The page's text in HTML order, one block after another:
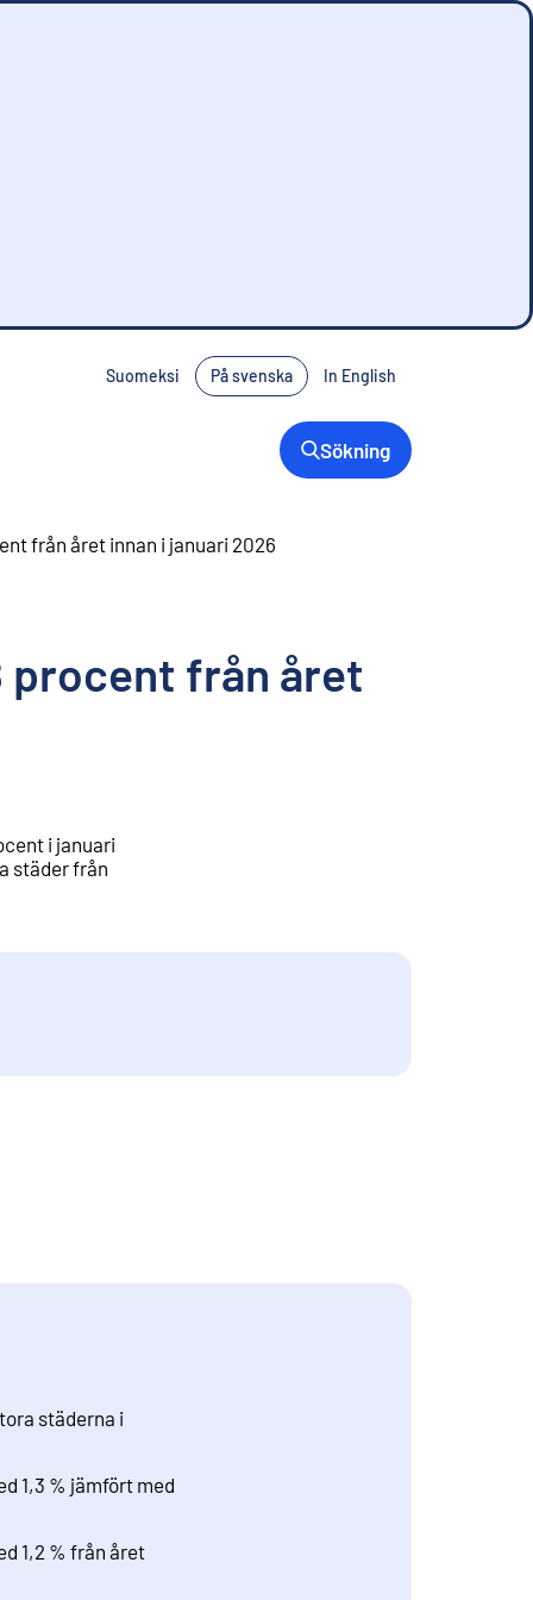
Suomeksi På svenska In English
Sökning
från året innan i januari 2026
procent från året
i januari
städer från
städerna i
1,3 % jämfört med
1,2 % från året